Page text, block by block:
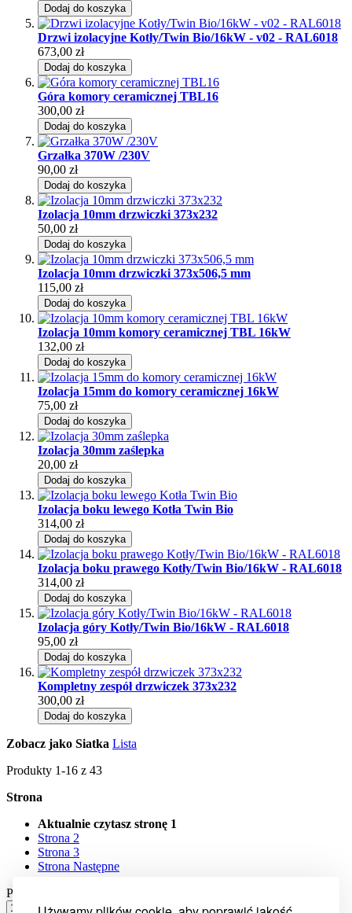
Dodaj do koszyka
Drzwi izolacyjne Kotły/Twin Bio/16kW - v02 - RAL6018
673,00 zł
Dodaj do koszyka
Góra komory ceramicznej TBL16
300,00 zł
Dodaj do koszyka
Grzałka 370W /230V
90,00 zł
Dodaj do koszyka
Izolacja 10mm drzwiczki 373x232
50,00 zł
Dodaj do koszyka
Izolacja 10mm drzwiczki 373x506,5 mm
115,00 zł
Dodaj do koszyka
Izolacja 10mm komory ceramicznej TBL 16kW
132,00 zł
Dodaj do koszyka
Izolacja 15mm do komory ceramicznej 16kW
75,00 zł
Dodaj do koszyka
Izolacja 30mm zaślepka
20,00 zł
Dodaj do koszyka
Izolacja boku lewego Kotła Twin Bio
314,00 zł
Dodaj do koszyka
Izolacja boku prawego Kotły/Twin Bio/16kW - RAL6018
314,00 zł
Dodaj do koszyka
Izolacja góry Kotły/Twin Bio/16kW - RAL6018
95,00 zł
Dodaj do koszyka
Kompletny zespół drzwiczek 373x232
300,00 zł
Dodaj do koszyka
Zobacz jako Siatka Lista
Produkty 1-16 z 43
Strona
Aktualnie czytasz stronę 1
Strona 2
Strona 3
Strona Następne
Pokaż